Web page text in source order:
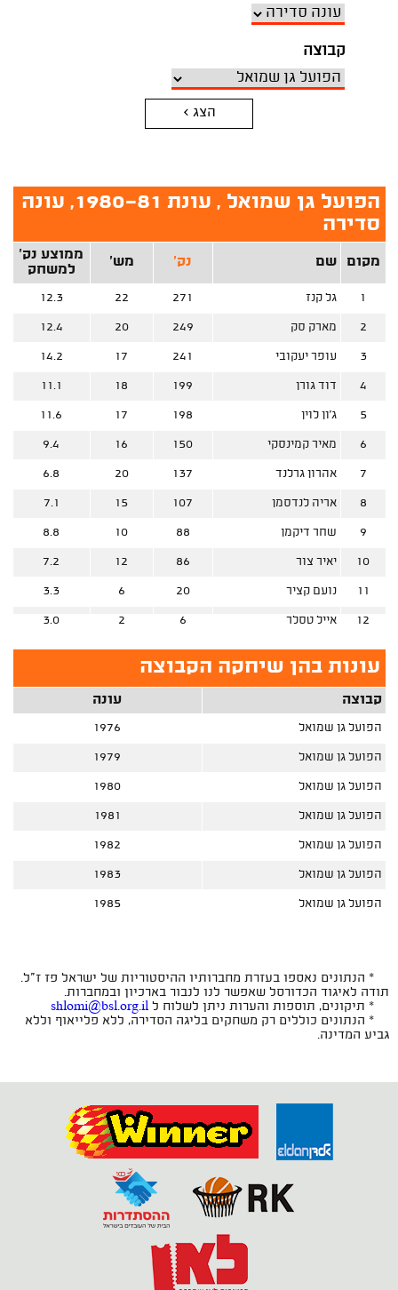
קבוצה
הצג >
הפועל גן שמואל , עונת 1980-81, עונה
סדירה
מקום שם נק' מש'
ממוצע נק'
למשחק
1 גל קנז 271
22
12.3
2 מארק סק 249
20
12.4
3 עופר יעקובי 241
17
14.2
4 דוד גורן 199
18
11.1
5 ג'ון לוין 198
17
11.6
6 מאיר קמינסקי 150
16
9.4
7 אהרון גרלנד 137
20
6.8
8 אריה לנדסמן 107
15
7.1
9 שחר דיקמן 88
10
8.8
10 יאיר צור 86
12
7.2
11 נועם קציר 20
6
3.3
12 אייל טסלר 6
2
3.0
עונות בהן שיחקה הקבוצה
קבוצה עונה
הפועל גן שמואל 1976
הפועל גן שמואל 1979
הפועל גן שמואל 1980
הפועל גן שמואל 1981
הפועל גן שמואל 1982
הפועל גן שמואל 1983
הפועל גן שמואל 1985
* הנתונים נאספו בעזרת מחברותיו ההיסטוריות של ישראל פז ז"ל.
תודה לאיגוד הכדורסל שאפשר לנו לנבור בארכיון ובמחברות.
* תיקונים, תוספות והערות ניתן לשלוח ל shlomi@bsl.org.il
* הנתונים כוללים רק משחקים בליגה הסדירה, ללא פלייאוף וללא
גביע המדינה.